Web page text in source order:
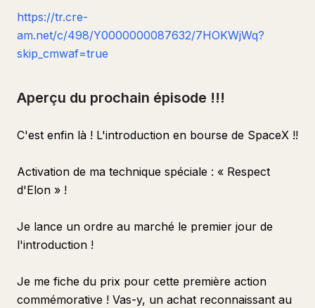
https://tr.cre-
am.net/c/498/Y0000000087632/7HOKWjWq?
skip_cmwaf=true
Aperçu du prochain épisode !!!
C'est enfin là ! L'introduction en bourse de SpaceX !!
Activation de ma technique spéciale : « Respect
d'Elon » !
Je lance un ordre au marché le premier jour de
l'introduction !
Je me fiche du prix pour cette première action
commémorative ! Vas-y, un achat reconnaissant au